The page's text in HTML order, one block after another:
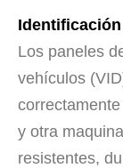
Los paneles
vehículos
y otra
resistentes,